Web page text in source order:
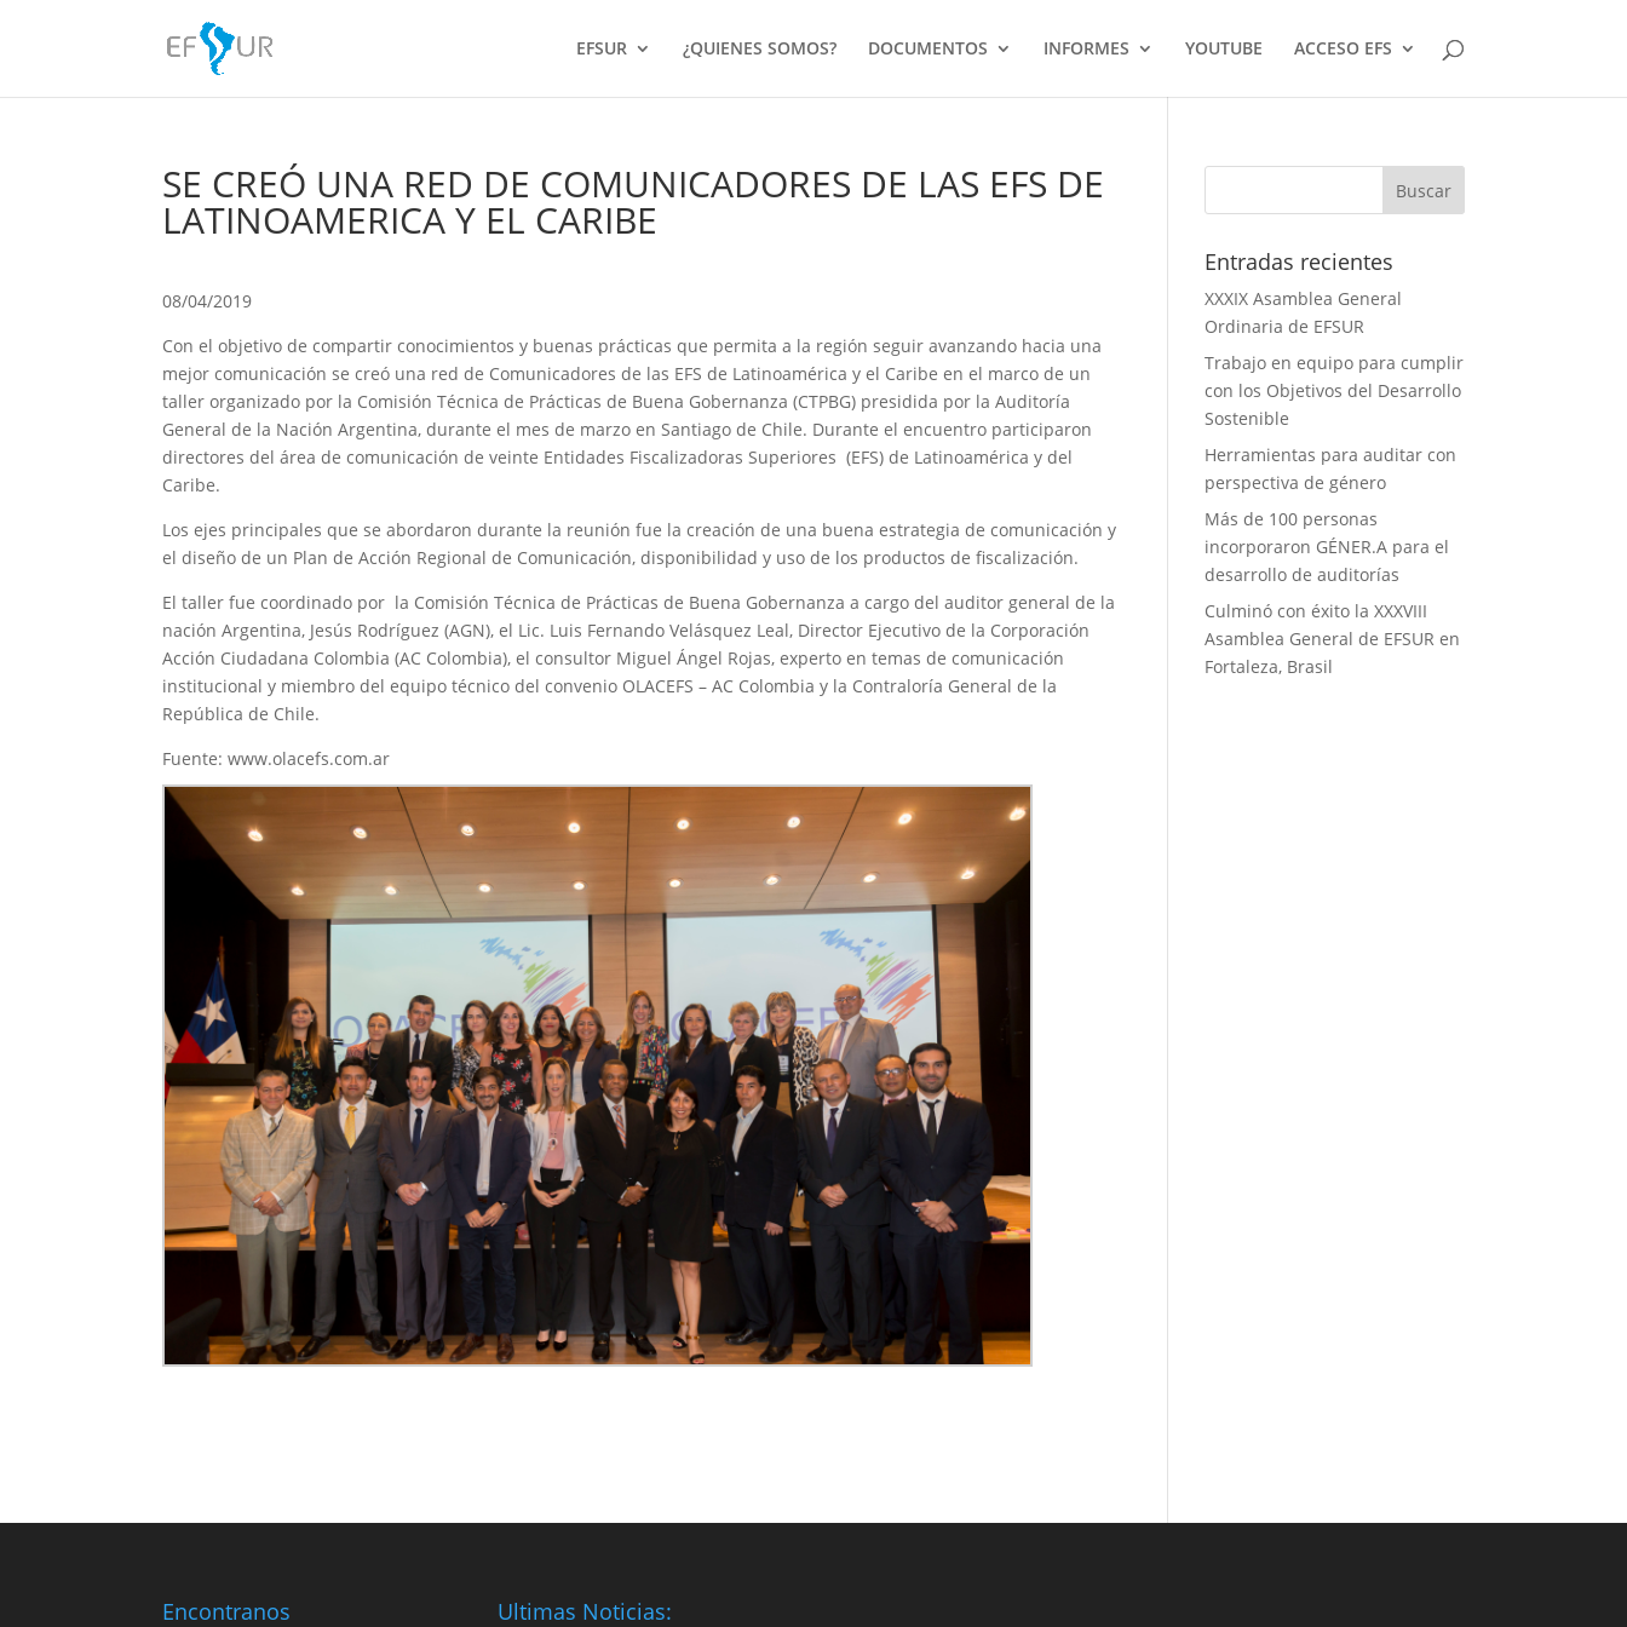
EFSUR ¿QUIENES SOMOS? DOCUMENTOS INFORMES YOUTUBE ACCESO EFS
SE CREÓ UNA RED DE COMUNICADORES DE LAS EFS DE
LATINOAMERICA Y EL CARIBE
08/04/2019
Con el objetivo de compartir conocimientos y buenas prácticas que permita a la región seguir avanzando hacia una
mejor comunicación se creó una red de Comunicadores de las EFS de Latinoamérica y el Caribe en el marco de un
taller organizado por la Comisión Técnica de Prácticas de Buena Gobernanza (CTPBG) presidida por la Auditoría
General de la Nación Argentina, durante el mes de marzo en Santiago de Chile. Durante el encuentro participaron
directores del área de comunicación de veinte Entidades Fiscalizadoras Superiores (EFS) de Latinoamérica y del
Caribe.
Los ejes principales que se abordaron durante la reunión fue la creación de una buena estrategia de comunicación y
el diseño de un Plan de Acción Regional de Comunicación, disponibilidad y uso de los productos de fiscalización.
El taller fue coordinado por la Comisión Técnica de Prácticas de Buena Gobernanza a cargo del auditor general de la
nación Argentina, Jesús Rodríguez (AGN), el Lic. Luis Fernando Velásquez Leal, Director Ejecutivo de la Corporación
Acción Ciudadana Colombia (AC Colombia), el consultor Miguel Ángel Rojas, experto en temas de comunicación
institucional y miembro del equipo técnico del convenio OLACEFS – AC Colombia y la Contraloría General de la
República de Chile.
Fuente: www.olacefs.com.ar
Entradas recientes
XXXIX Asamblea General
Ordinaria de EFSUR
Trabajo en equipo para cumplir
con los Objetivos del Desarrollo
Sostenible
Herramientas para auditar con
perspectiva de género
Más de 100 personas
incorporaron GÉNER.A para el
desarrollo de auditorías
Culminó con éxito la XXXVIII
Asamblea General de EFSUR en
Fortaleza, Brasil
Encontranos Ultimas Noticias: